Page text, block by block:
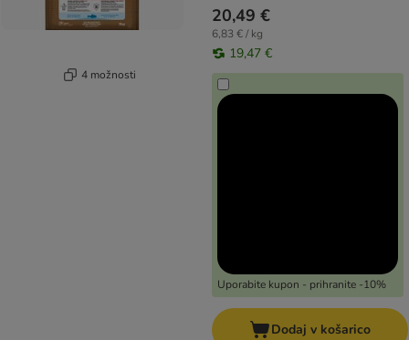
4 možnosti
20,49 €
6,83 € / kg
19,47 €
Uporabite kupon - prihranite -10%
Dodaj v košarico